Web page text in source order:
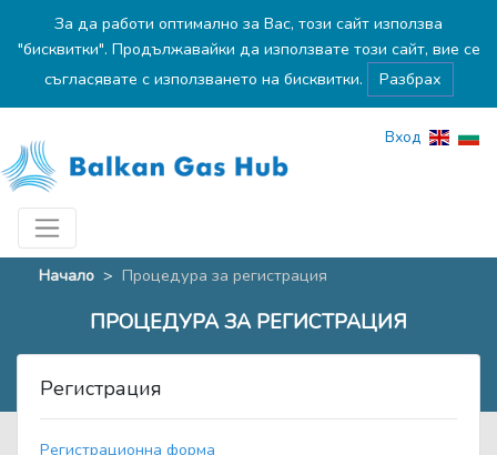
За да работи оптимално за Вас, този сайт използва
"бисквитки". Продължавайки да използвате този сайт, вие се
съгласявате с използването на бисквитки.
Разбрах
Вход
Начало > Процедура за регистрация
ПРОЦЕДУРА ЗА РЕГИСТРАЦИЯ
Регистрация
Регистрационна форма